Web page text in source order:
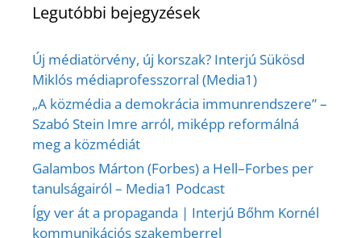
Legutóbbi bejegyzések
Új médiatörvény, új korszak? Interjú Sükösd
Miklós médiaprofesszorral (Media1)
„A közmédia a demokrácia immunrendszere” –
Szabó Stein Imre arról, miképp reformálná
meg a közmédiát
Galambos Márton (Forbes) a Hell–Forbes per
tanulságairól – Media1 Podcast
Így ver át a propaganda | Interjú Bőhm Kornél
kommunikációs szakemberrel